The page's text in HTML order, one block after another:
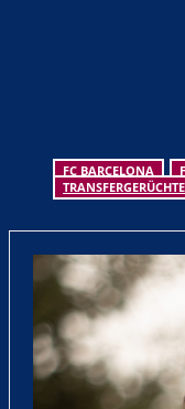
FC BARCELONA
TRANSFERGERÜCHTE